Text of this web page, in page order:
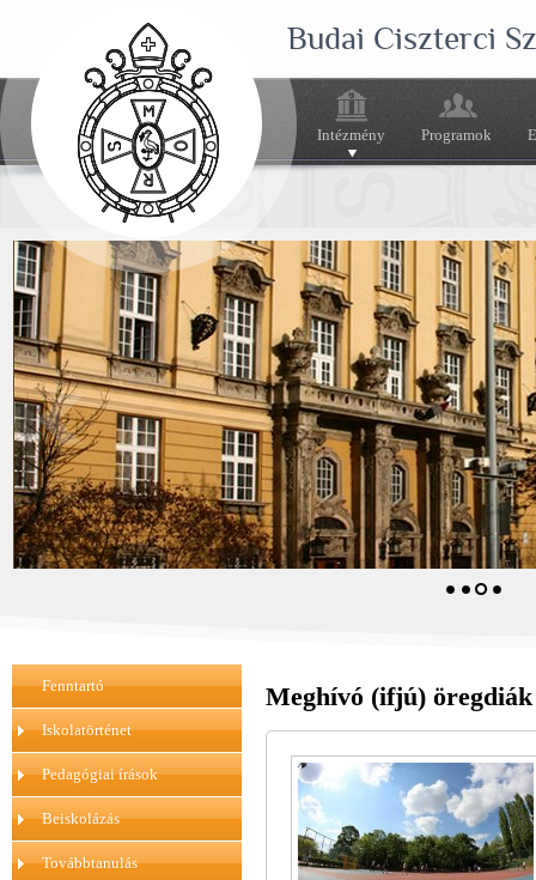
Budai Ciszterci
Intézmény Programok
Fenntartó
Iskolatörténet
Pedagógiai írások
Beiskolázás
Továbbtanulás
Meghívó (ifjú)